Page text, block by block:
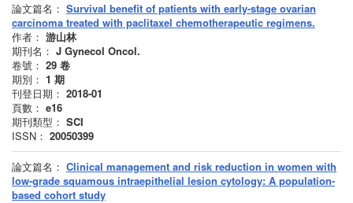
論文篇名： Survival benefit of patients with early-stage ovarian
carcinoma treated with paclitaxel chemotherapeutic regimens.
作者： 游山林
期刊名： J Gynecol Oncol.
卷號： 29 卷
期別： 1 期
刊登日期： 2018-01
頁數： e16
期刊類型： SCI
ISSN： 20050399
論文篇名： Clinical management and risk reduction in women with
low-grade squamous intraepithelial lesion cytology: A population-
based cohort study